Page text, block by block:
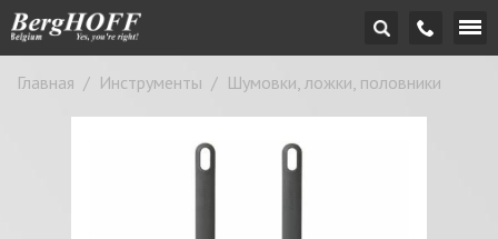
Главная / Инструменты / Шумовки, ложки, половники